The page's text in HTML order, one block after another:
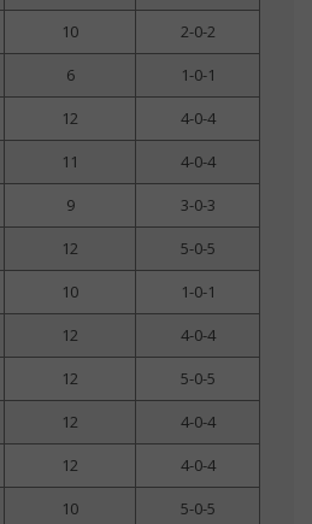
10
2-0-2
6
1-0-1
12
4-0-4
11
4-0-4
9
3-0-3
12
5-0-5
10
1-0-1
12
4-0-4
12
5-0-5
12
4-0-4
12
4-0-4
10 5-0-5